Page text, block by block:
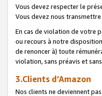
Vous devez respecter le
Vous devez nous
En cas de violation de votre
ou recours à notre
de renoncer à) toute
violation, sans préavis et
3.Clients d’Amazon
Nos clients ne deviennent